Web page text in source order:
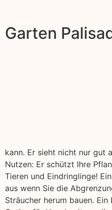
Garten
kann. Er sieht nicht nur gut
Nutzen: Er schützt Ihre
Tieren und Eindringlinge!
aus wenn Sie die
Sträucher herum bauen.